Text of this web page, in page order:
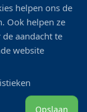
helpen ons de
Ook helpen ze
aandacht te
website
Opslaan